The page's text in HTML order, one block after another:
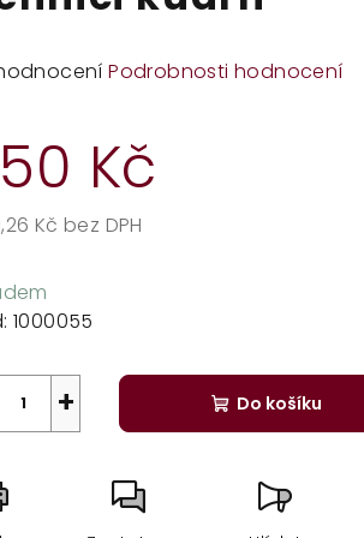
Podrobnosti hodnocení
Kč
Kč bez DPH
1000055
+ Do košíku